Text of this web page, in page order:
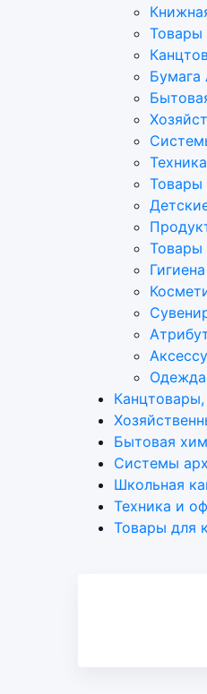
Товары
Бумага
Товары
Товары
Гигиена
Одежда
Бытовая
Системы
Школьная
Техника и
Товары для